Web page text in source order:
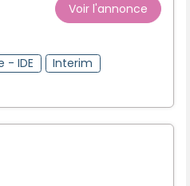
Inscrivez-vous en un clic !
Voir l'annonce
- IDE Interim